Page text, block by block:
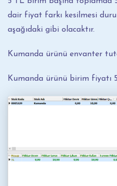
dair fiyat farkı kesilmesi
aşağıdaki gibi olacaktır.
Kumanda ürünü envanter
Kumanda ürünü birim fiyatı